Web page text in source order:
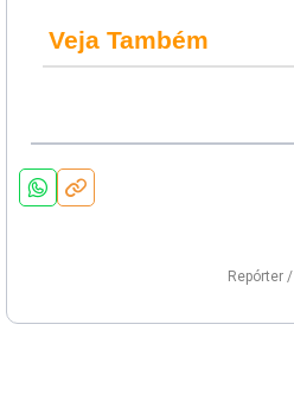
Veja Também
Repórter /